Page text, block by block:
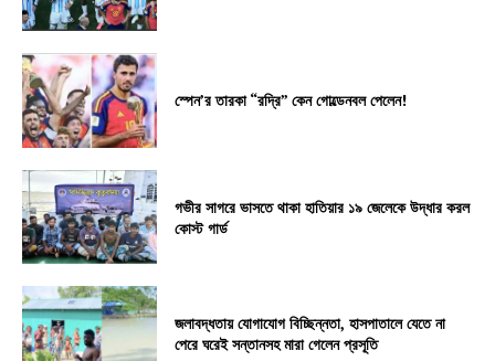
স্পেন’র তারকা “রদ্রি” কেন গোল্ডেনবল পেলেন!
গভীর সাগরে ভাসতে থাকা হাতিয়ার ১৯ জেলেকে উদ্ধার করল
কোস্ট গার্ড
জলাবদ্ধতায় যোগাযোগ বিচ্ছিন্নতা, হাসপাতালে যেতে না
পেরে ঘরেই সন্তানসহ মারা গেলেন প্রসূতি